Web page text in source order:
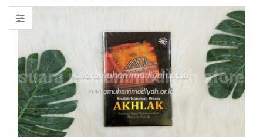
Menurut
Himpunan
Putusan Tarjih
Muhammadiyah
Rp. 31.000
Himpunan
66 Jalan Menuju
Cinta Ilahi
Menemukan
Tuhan dalam
Luka, Cinta, dan
Kehidupan
Sehari-hari
Rp. 0